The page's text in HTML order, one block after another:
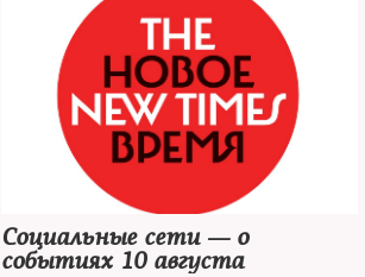
Социальные сети — о
событиях 10 августа